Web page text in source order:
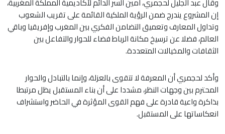
إن المشروع يندرج ضمن الرؤية الملكية القائمة على تقريب الشعوب
وتداول المعارف وتعميق التضامن الفكري بين المغرب وإفريقيا وباقي
العالم، فضلا عن ترسيخ مكانة الرباط فضاء للحوار والتفاعل بين
الثقافات والمخيالات المتعددة.
وأكد لحجمري أن المعرفة لا تتقوى بالعزلة، وإنما بالتبادل والحوار
المحترم بين وجهات النظر، مشددا على أن بناء المستقبل يظل مرتبطا
بذاكرة واعية قادرة على فهم القوى المؤثرة في الحاضر واستشراف
انعكاساتها على المستقبل.